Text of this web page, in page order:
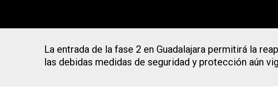
La entrada de la fase 2 en Guadalajara permitirá la
las debidas medidas de seguridad y protección aún